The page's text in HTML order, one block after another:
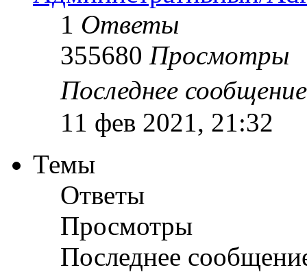
1 Ответы
355680 Просмотры
Последнее
11 фев 2021, 21:32
Темы
Ответы
Просмотры
Последнее